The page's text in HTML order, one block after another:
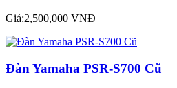
Giá:2,500,000 VNĐ
Đàn Yamaha PSR-S700 Cũ